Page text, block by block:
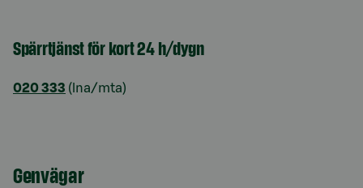
Spärrtjänst för kort 24 h/dygn
020 333 (lna/mta)
Genvägar